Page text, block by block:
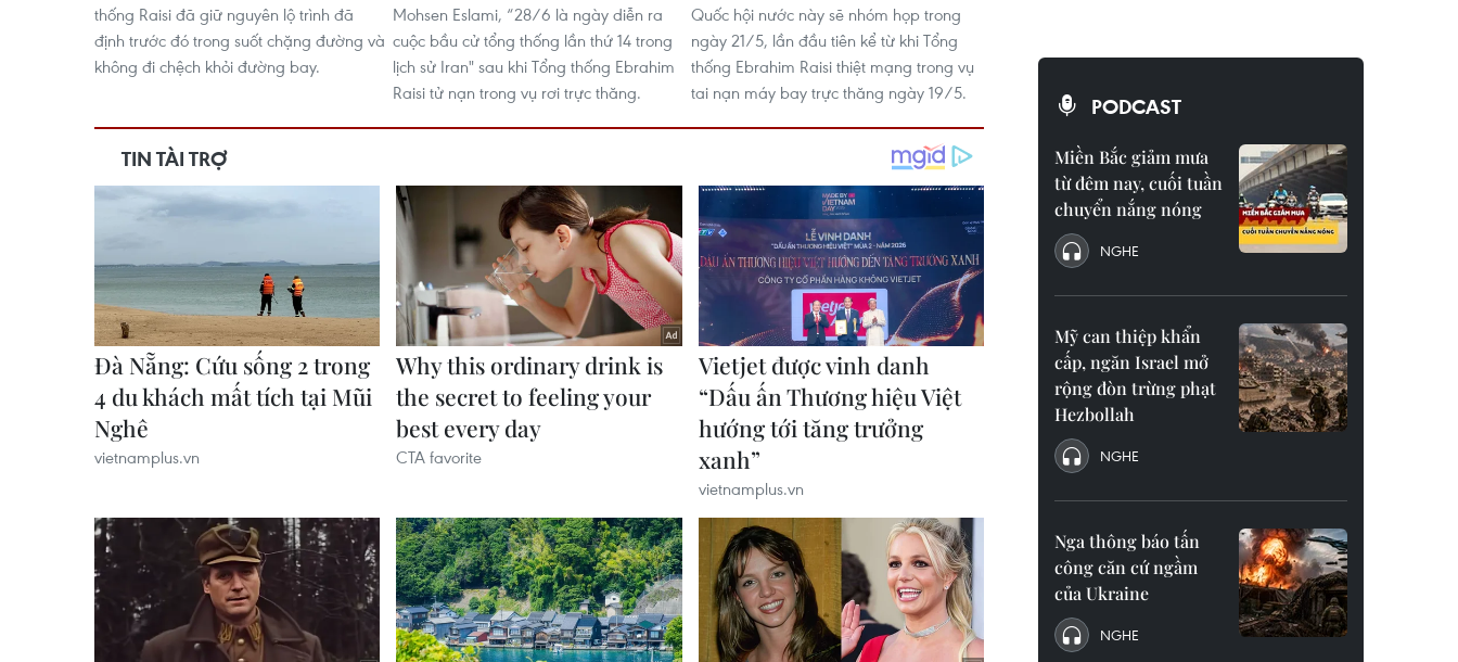
thống Raisi đã giữ nguyên lộ trình đã
định trước đó trong suốt chặng đường và
không đi chệch khỏi đường bay.
Mohsen Eslami, “28/6 là ngày diễn ra
cuộc bầu cử tổng thống lần thứ 14 trong
lịch sử Iran" sau khi Tổng thống Ebrahim
Raisi tử nạn trong vụ rơi trực thăng.
Quốc hội nước này sẽ nhóm họp trong
ngày 21/5, lần đầu tiên kể từ khi Tổng
thống Ebrahim Raisi thiệt mạng trong vụ
tai nạn máy bay trực thăng ngày 19/5.
PODCAST
Miền Bắc giảm mưa
từ đêm nay, cuối tuần
chuyển nắng nóng
NGHE
Mỹ can thiệp khẩn
cấp, ngăn Israel mở
rộng đòn trừng phạt
Hezbollah
NGHE
Nga thông báo tấn
công căn cứ ngầm
của Ukraine
NGHE